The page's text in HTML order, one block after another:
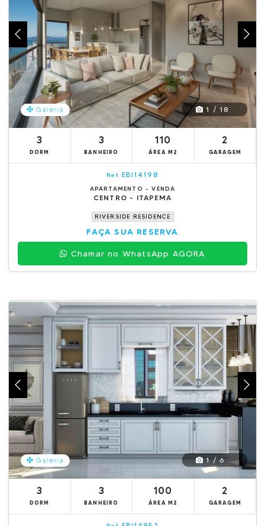
Galeria 1 / 18
3
DORM
3
BANHEIRO
110
ÁREA M2
2
GARAGEM
Ref. EBI14198
APARTAMENTO - VENDA
CENTRO - ITAPEMA
RIVERSIDE RESIDENCE
FAÇA SUA RESERVA
Chamar no WhatsApp AGORA
Galeria 1 / 6
3
DORM
3
BANHEIRO
100
ÁREA M2
2
GARAGEM